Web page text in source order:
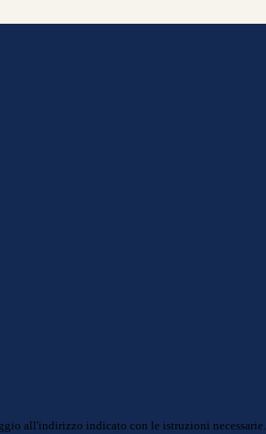
all'indirizzo indicato con le istruzioni necessarie.